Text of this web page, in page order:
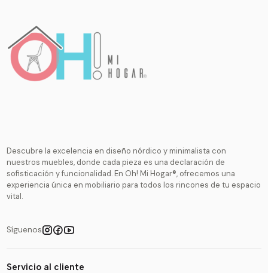
Descubre la excelencia en diseño nórdico y minimalista con
nuestros muebles, donde cada pieza es una declaración de
sofisticación y funcionalidad. En Oh! Mi Hogar®, ofrecemos una
experiencia única en mobiliario para todos los rincones de tu espacio
vital.
Síguenos
Servicio al cliente